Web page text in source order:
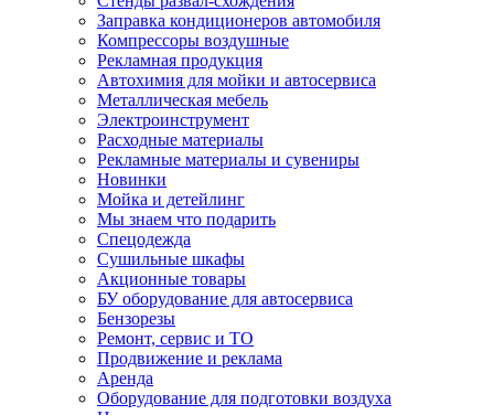
Заправка кондиционеров автомобиля
Компрессоры воздушные
Рекламная продукция
Автохимия для мойки и автосервиса
Металлическая мебель
Электроинструмент
Расходные материалы
Рекламные материалы и сувениры
Новинки
Мойка и детейлинг
Мы знаем что подарить
Спецодежда
Сушильные шкафы
Акционные товары
БУ оборудование для автосервиса
Бензорезы
Ремонт, сервис и ТО
Продвижение и реклама
Аренда
Оборудование для подготовки воздуха